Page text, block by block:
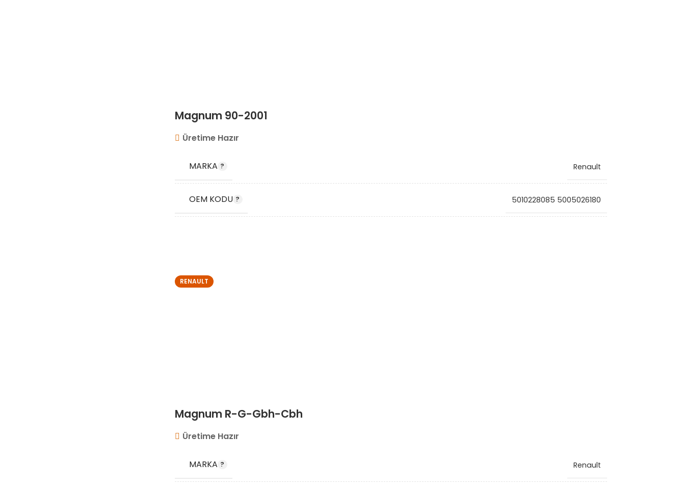
Magnum 90-2001
Üretime Hazır
MARKA Renault
OEM KODU 5010228085 5005026180
RENAULT
Magnum R-G-Gbh-Cbh
Üretime Hazır
MARKA Renault